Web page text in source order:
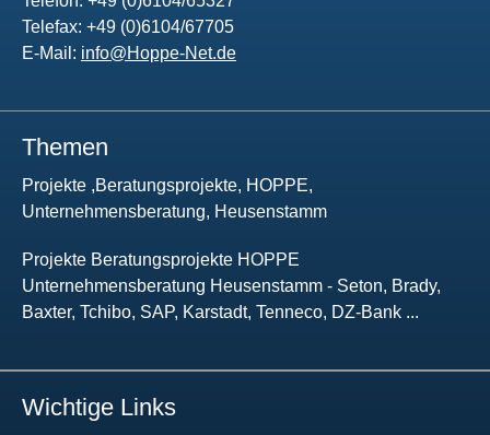
Telefax: +49 (0)6104/67705
E-Mail: info@Hoppe-Net.de
Themen
Projekte ,Beratungsprojekte, HOPPE,
Unternehmensberatung, Heusenstamm
Projekte Beratungsprojekte HOPPE
Unternehmensberatung Heusenstamm - Seton, Brady,
Baxter, Tchibo, SAP, Karstadt, Tenneco, DZ-Bank ...
Wichtige Links